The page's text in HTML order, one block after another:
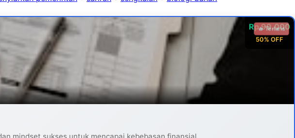
Rp 99.000
50% OFF
🔥 Terlaris